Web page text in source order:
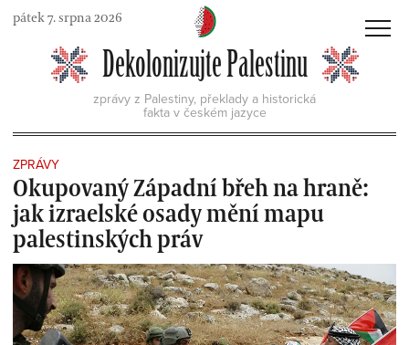
Skippátek 7. srpna 2026
Dekolonizujte Palestinu
zprávy z Palestiny, překlady a historická
fakta v českém jazyce
MENU
ZPRÁVY
Okupovaný Západní břeh na hraně:
jak izraelské osady mění mapu
palestinských práv